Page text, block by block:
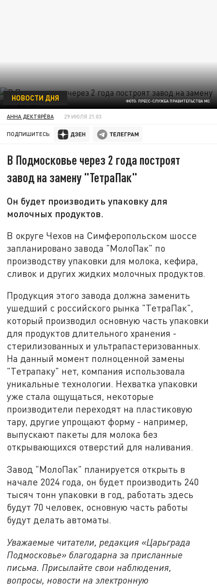
ФОТО: ПРЕСС-СЛУЖБА ПРАВИТЕЛЬСТВА МО.
НОВОСТИ ДНЯ
АННА ДЕКТЯРЁВА 29 ИЮЛЯ 21:03
ПОДПИШИТЕСЬ:
В Подмосковье через 2 года построят
завод на замену "ТетраПак"
Он будет производить упаковку для
молочных продуктов.
В округе Чехов на Симферопольском шоссе
запланировано завода "МолоПак" по
производству упаковки для молока, кефира,
сливок и других жидких молочных продуктов.
Продукция этого завода должна заменить
ушедший с российского рынка "ТетраПак",
который производил основную часть упаковки
для продуктов длительного хранения -
стерилизованных и ультрапастеризованных.
На данный момент полноценной замены
"Тетрапаку" нет, компания использовала
уникальные технологии. Нехватка упаковки
уже стала ощущаться, некоторые
производители переходят на пластиковую
тару, другие упрощают форму - например,
выпускают пакеты для молока без
открывающихся отверстий для наливания.
Завод "МолоПак" планируется открыть в
начале 2024 года, он будет производить 240
тысяч тонн упаковки в год, работать здесь
будут 70 человек, основную часть работы
будут делать автоматы.
Уважаемые читатели, редакция «Царьграда
Подмосковье» благодарна за присланные
письма. Присылайте свои наблюдения,
вопросы, новости на электронную